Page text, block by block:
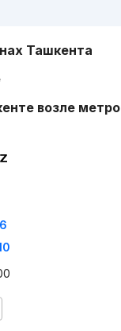
Ташкента
возле метро